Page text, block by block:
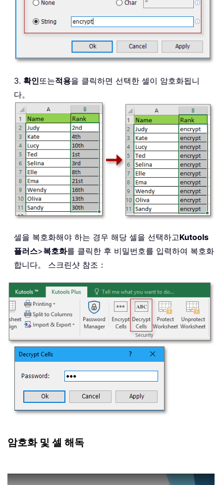
3. 확인또는적용을 클릭하면 선택한 셀이 암호화됩니
다。
셀을 복호화해야 하는 경우 해당 셀을 선택하고Kutools
플러스>복호화를 클릭한 후 비밀번호를 입력하여 복호화
합니다。 스크린샷 참조：
암호화 및 셀 해독